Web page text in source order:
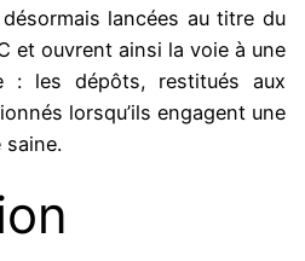
lancées au titre du
et ouvrent ainsi la voie à une
: les dépôts, restitués aux
lorsqu’ils engagent une